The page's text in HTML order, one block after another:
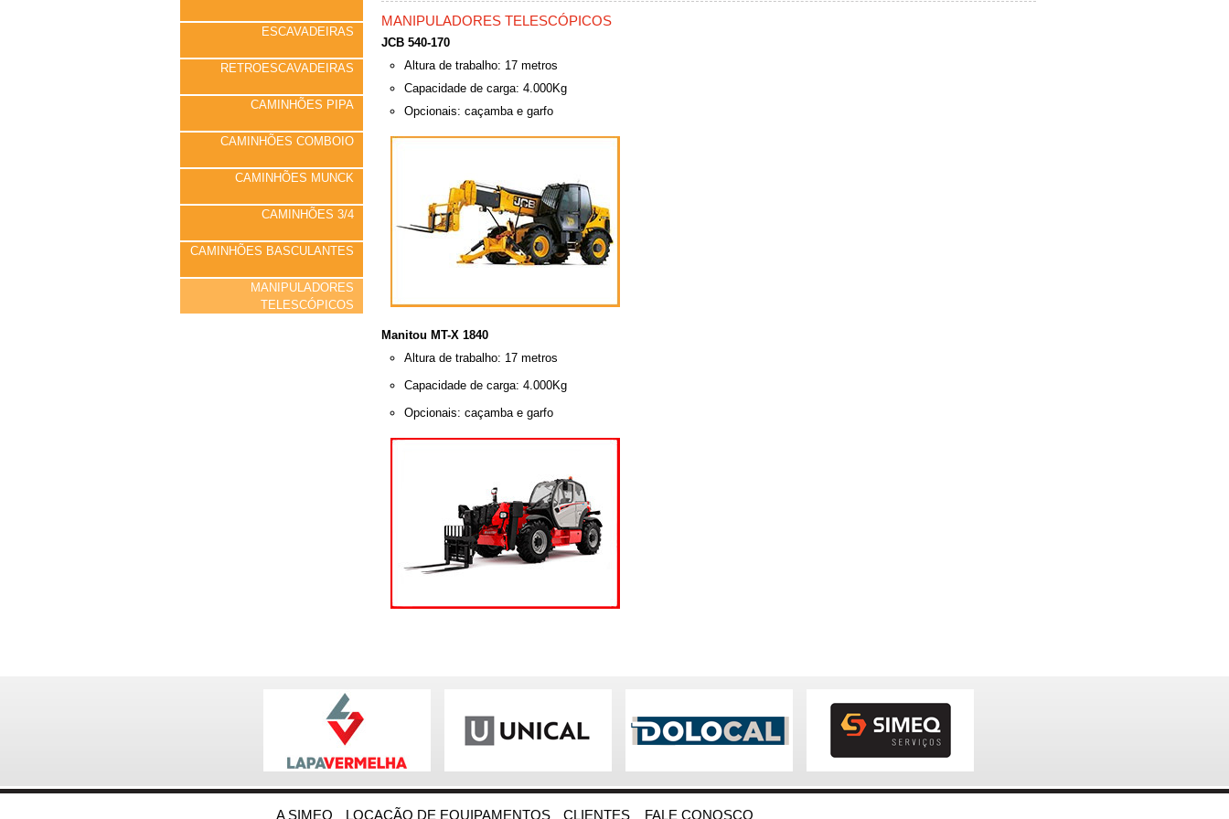
ESCAVADEIRAS
RETROESCAVADEIRAS
CAMINHÕES PIPA
CAMINHÕES COMBOIO
CAMINHÕES MUNCK
CAMINHÕES 3/4
CAMINHÕES BASCULANTES
MANIPULADORES
TELESCÓPICOS
MANIPULADORES TELESCÓPICOS
JCB 540-170
Altura de trabalho: 17 metros
Capacidade de carga: 4.000Kg
Opcionais: caçamba e garfo
Manitou MT-X 1840
Altura de trabalho: 17 metros
Capacidade de carga: 4.000Kg
Opcionais: caçamba e garfo
A SIMEQ LOCAÇÃO DE EQUIPAMENTOS CLIENTES FALE CONOSCO